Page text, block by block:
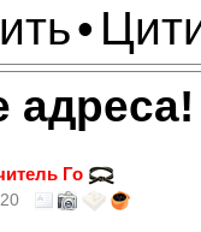
•
адреса!
Го